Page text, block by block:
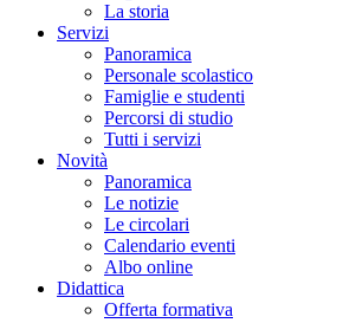
La storia
Servizi
Panoramica
Personale scolastico
Famiglie e studenti
Percorsi di studio
Tutti i servizi
Novità
Panoramica
Le notizie
Le circolari
Calendario eventi
Albo online
Didattica
Offerta formativa